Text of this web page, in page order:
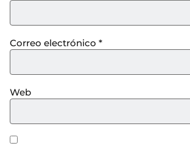
Correo electrónico *
Web